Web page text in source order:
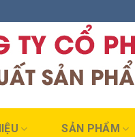
SẢN PHẨM